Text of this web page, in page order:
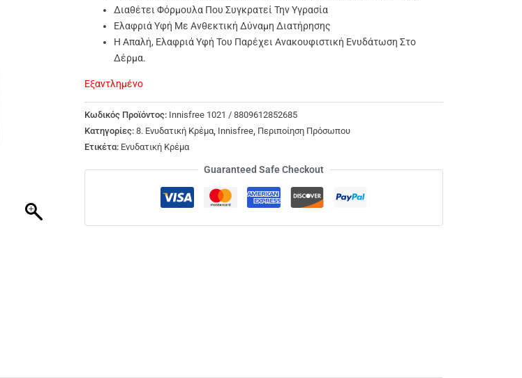
Διαθέτει Φόρμουλα Που Συγκρατεί Την Υγρασία
Ελαφριά Υφή Με Ανθεκτική Δύναμη Διατήρησης
Η Απαλή, Ελαφριά Υφή Του Παρέχει Ανακουφιστική Ενυδάτωση Στο
Δέρμα.
Εξαντλημένο
Κωδικός Προϊόντος: Innisfree 1021 / 8809612852685
Κατηγορίες: 8. Ενυδατική Κρέμα, Innisfree, Περιποίηση Πρόσωπου
Ετικέτα: Ενυδατική Κρέμα
Guaranteed Safe Checkout